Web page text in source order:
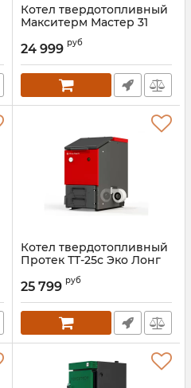
Котел твердотопливный
Макситерм Мастер 31
00000027389
24 999 руб
Котел твердотопливный
Протек ТТ-25с Эко Лонг
00000027221
25 799 руб